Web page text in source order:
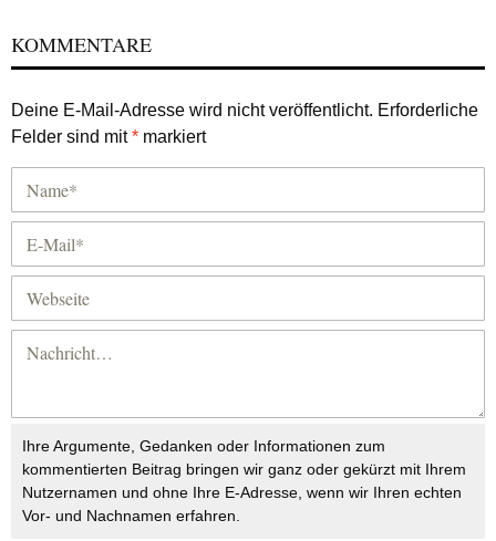
KOMMENTARE
Deine E-Mail-Adresse wird nicht veröffentlicht. Erforderliche
Felder sind mit* markiert
Ihre Argumente, Gedanken oder Informationen zum
kommentierten Beitrag bringen wir ganz oder gekürzt mit Ihrem
Nutzernamen und ohne Ihre E-Adresse, wenn wir Ihren echten
Vor- und Nachnamen erfahren.